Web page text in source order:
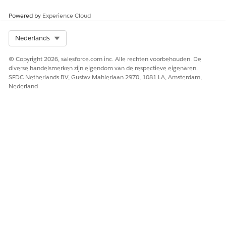
afspraken maken, en meer.
ZieMarketing Cloud Next Pricing
Engagement-tools voor uw bedrijf te kiezen.
HEEFT DIT ARTIKEL UW PROBLEEM OPGELOST?
Powered by Experience Cloud
Nederlands
© Copyright 2026, salesforce.com inc. Alle rechten voorbehouden. De
diverse handelsmerken zijn eigendom van de respectieve eigenaren.
SFDC Netherlands BV, Gustav Mahlerlaan 2970, 1081 LA, Amsterdam,
Nederland